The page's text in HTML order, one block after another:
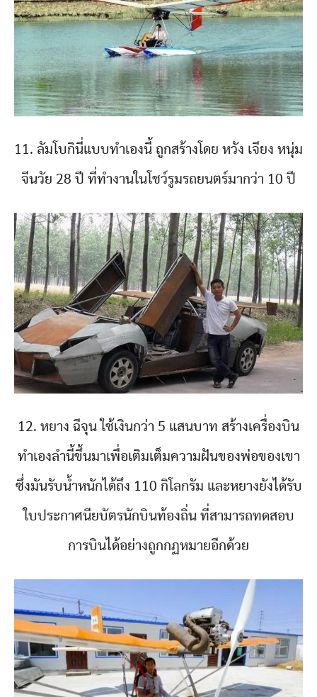
11. ลัมโบกินี่แบบทำเองนี้ ถูกสร้างโดย หวัง เจียง หนุ่ม
จีนวัย 28 ปี ที่ทำงานในโชว์รูมรถยนตร์มากว่า 10 ปี
12. หยาง ฉีจุน ใช้เงินกว่า 5 แสนบาท สร้างเครื่องบิน
ทำเองลำนี้ขึ้นมาเพื่อเติมเต็มความฝันของพ่อของเขา
ซึ่งมันรับน้ำหนักได้ถึง 110 กิโลกรัม และหยางยังได้รับ
ใบประกาศนียบัตรนักบินท้องถิ่น ที่สามารถทดสอบ
การบินได้อย่างถูกกฏหมายอีกด้วย